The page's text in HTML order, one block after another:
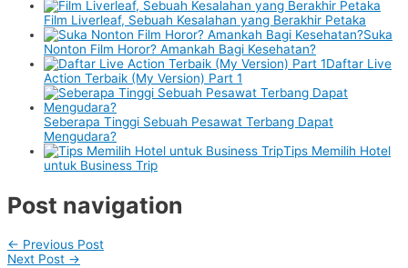
Film Liverleaf, Sebuah Kesalahan yang Berakhir Petaka
Suka
Nonton Film Horor? Amankah Bagi Kesehatan?
Daftar Live
Action Terbaik (My Version) Part 1
Seberapa Tinggi Sebuah Pesawat Terbang Dapat
Mengudara?
Tips Memilih Hotel
untuk Business Trip
Post navigation
← Previous Post
Next Post →